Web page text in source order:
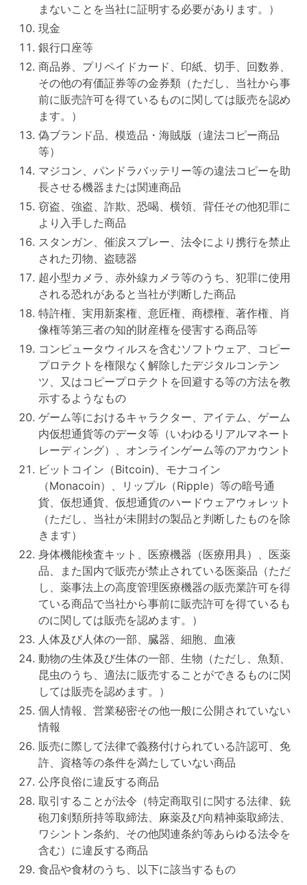
まないことを当社に証明する必要があります。）
現金
銀行口座等
商品券、プリペイドカード、印紙、切手、回数券、
その他の有価証券等の金券類（ただし、当社から事
前に販売許可を得ているものに関しては販売を認め
ます。）
偽ブランド品、模造品・海賊版（違法コピー商品
等）
マジコン、パンドラバッテリー等の違法コピーを助
長させる機器または関連商品
窃盗、強盗、詐欺、恐喝、横領、背任その他犯罪に
より入手した商品
スタンガン、催涙スプレー、法令により携行を禁止
された刃物、盗聴器
超小型カメラ、赤外線カメラ等のうち、犯罪に使用
される恐れがあると当社が判断した商品
特許権、実用新案権、意匠権、商標権、著作権、肖
像権等第三者の知的財産権を侵害する商品等
コンピュータウィルスを含むソフトウェア、コピー
プロテクトを権限なく解除したデジタルコンテン
ツ、又はコピープロテクトを回避する等の方法を教
示するようなもの
ゲーム等におけるキャラクター、アイテム、ゲーム
内仮想通貨等のデータ等（いわゆるリアルマネート
レーディング）、オンラインゲーム等のアカウント
ビットコイン（Bitcoin)、モナコイン
（Monacoin）、リップル（Ripple）等の暗号通
貨、仮想通貨、仮想通貨のハードウェアウォレット
（ただし、当社が未開封の製品と判断したものを除
きます）
身体機能検査キット、医療機器（医療用具）、医薬
品、また国内で販売が禁止されている医薬品（ただ
し、薬事法上の高度管理医療機器の販売業許可を得
ている商品で当社から事前に販売許可を得ているも
のに関しては販売を認めます。）
人体及び人体の一部、臓器、細胞、血液
動物の生体及び生体の一部、生物（ただし、魚類、
昆虫のうち、適法に販売することができるものに関
しては販売を認めます。）
個人情報、営業秘密その他一般に公開されていない
情報
販売に際して法律で義務付けられている許認可、免
許、資格等の条件を満たしていない商品
公序良俗に違反する商品
取引することが法令（特定商取引に関する法律、銃
砲刀剣類所持等取締法、麻薬及び向精神薬取締法、
ワシントン条約、その他関連条約等あらゆる法令を
含む）に違反する商品
食品や食材のうち、以下に該当するもの